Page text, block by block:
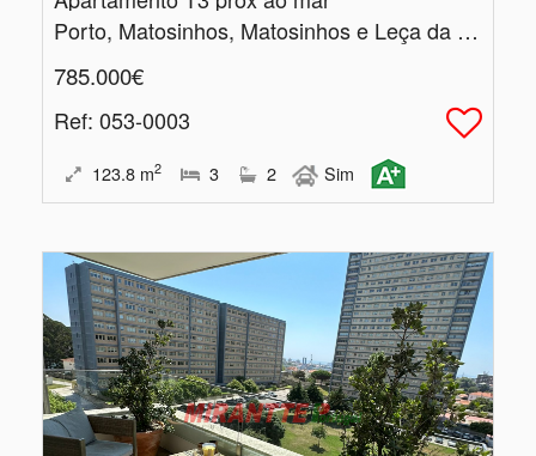
Porto, Matosinhos, Matosinhos e Leça da Palmeira
785.000€
Ref: 053-0003
123.8 m2 3 2 Sim